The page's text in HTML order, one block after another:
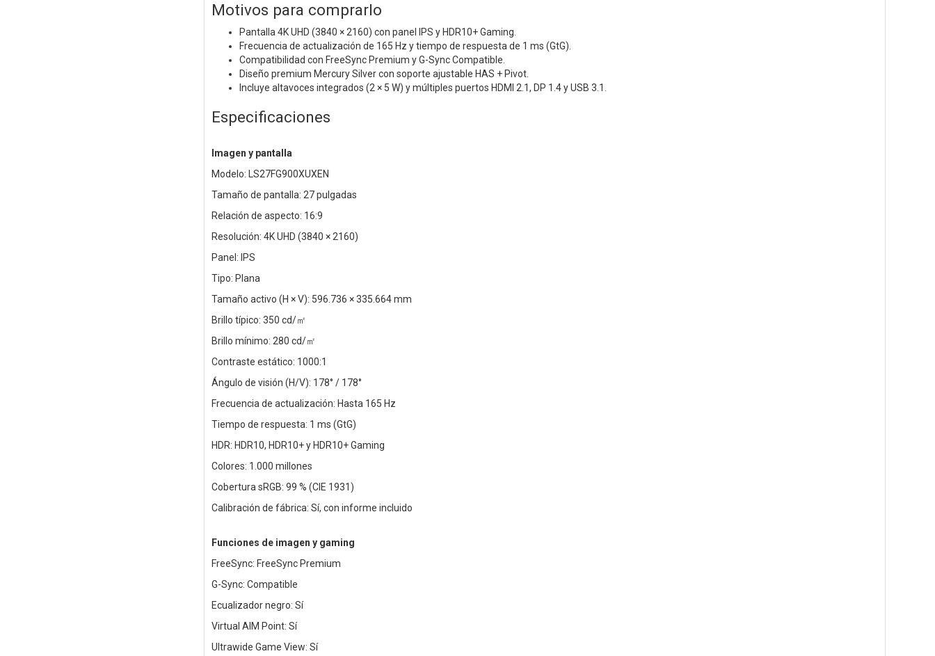
Motivos para comprarlo
Pantalla 4K UHD (3840 × 2160) con panel IPS y HDR10+ Gaming.
Frecuencia de actualización de 165 Hz y tiempo de respuesta de 1 ms (GtG).
Compatibilidad con FreeSync Premium y G-Sync Compatible.
Diseño premium Mercury Silver con soporte ajustable HAS + Pivot.
Incluye altavoces integrados (2 × 5 W) y múltiples puertos HDMI 2.1, DP 1.4 y USB 3.1.
Especificaciones
Imagen y pantalla
Modelo: LS27FG900XUXEN
Tamaño de pantalla: 27 pulgadas
Relación de aspecto: 16:9
Resolución: 4K UHD (3840 × 2160)
Panel: IPS
Tipo: Plana
Tamaño activo (H × V): 596.736 × 335.664 mm
Brillo típico: 350 cd/㎡
Brillo mínimo: 280 cd/㎡
Contraste estático: 1000:1
Ángulo de visión (H/V): 178° / 178°
Frecuencia de actualización: Hasta 165 Hz
Tiempo de respuesta: 1 ms (GtG)
HDR: HDR10, HDR10+ y HDR10+ Gaming
Colores: 1.000 millones
Cobertura sRGB: 99 % (CIE 1931)
Calibración de fábrica: Sí, con informe incluido
Funciones de imagen y gaming
FreeSync: FreeSync Premium
G-Sync: Compatible
Ecualizador negro: Sí
Virtual AIM Point: Sí
Ultrawide Game View: Sí